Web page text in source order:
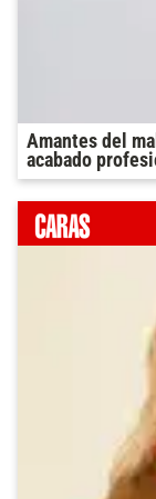
Amantes del
acabado